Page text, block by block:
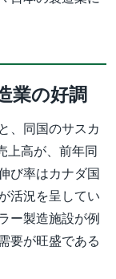
業の好調
、同国のサスカ
上高が、前年同
び率はカナダ国
活況を呈してい
ー製造施設が例
要が旺盛である